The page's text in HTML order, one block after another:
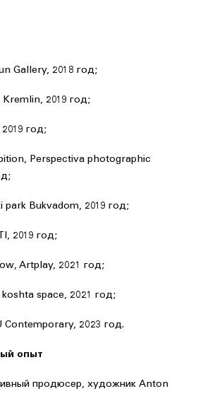
Gallery, 2018 год;
2019 год;
год;
Perspectiva photographic
park Bukvadom, 2019 год;
2019 год;
Artplay, 2021 год;
space, 2021 год;
Contemporary, 2023 год.
опыт
продюсер, художник Anton